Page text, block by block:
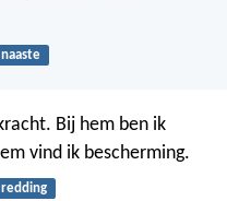
naaste
Bij hem ben ik
vind ik bescherming.
redding